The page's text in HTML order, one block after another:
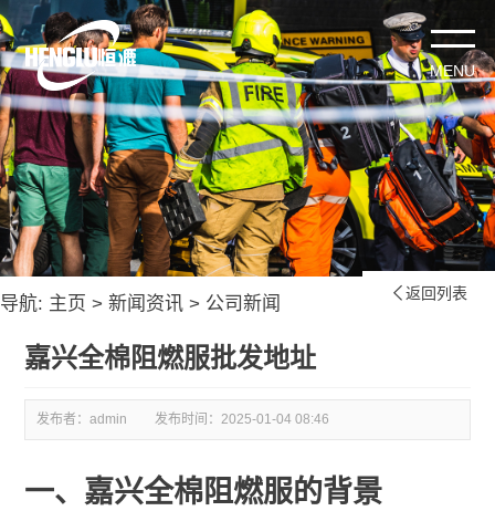
导航: 主页 > 新闻资讯 > 公司新闻  返回列表
嘉兴全棉阻燃服批发地址
发布者：admin 发布时间：2025-01-04 08:46
一、嘉兴全棉阻燃服的背景